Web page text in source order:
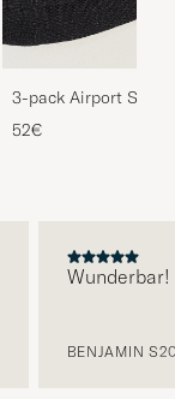
3-pack Airport
Melange
52€
Wunderbar!
BENJAMIN S